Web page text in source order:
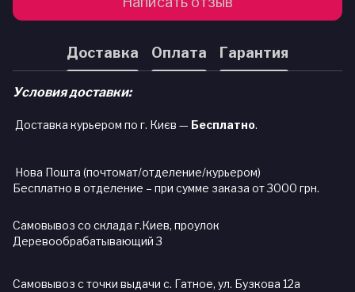
Доставка Оплата Гарантия
Условия доставки:
Доставка курьером по г. Києв — Бесплатно.
Нова Пошта (почтомат/отделение/курьером)
Бесплатно в отделение – при сумме заказа от 3000 грн.
Самовывоз со склада г.Киев, проулок
Деревообрабатывающий 3
Самовывоз с точки выдачи с. Гатное, ул. Бузкова 12а